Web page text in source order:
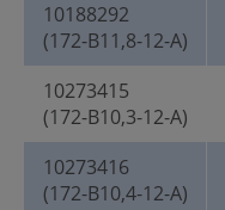
10188292
(172-B11,8-12-A)
10273415
(172-B10,3-12-A)
10273416
(172-B10,4-12-A)